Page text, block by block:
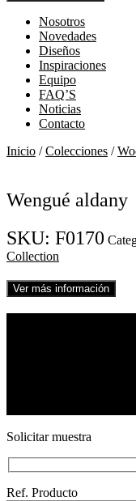
Nosotros
Novedades
Diseños
Inspiraciones
Equipo
FAQ’S
Noticias
Contacto
Inicio /Colecciones /
Wengué aldany
SKU: F0170
Collection
Ver más información
Solicitar muestra
Ref. Producto